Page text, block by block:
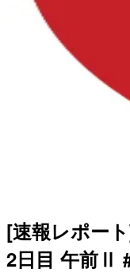
[速報レポー
2日目 午前Ⅱ